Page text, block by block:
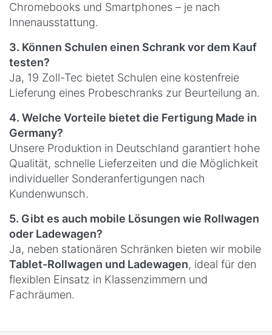
Chromebooks und Smartphones – je nach
Innenausstattung.
3. Können Schulen einen Schrank vor dem Kauf
testen?
Ja, 19 Zoll-Tec bietet Schulen eine kostenfreie
Lieferung eines Probeschranks zur Beurteilung an.
4. Welche Vorteile bietet die Fertigung Made in
Germany?
Unsere Produktion in Deutschland garantiert hohe
Qualität, schnelle Lieferzeiten und die Möglichkeit
individueller Sonderanfertigungen nach
Kundenwunsch.
5. Gibt es auch mobile Lösungen wie Rollwagen
oder Ladewagen?
Ja, neben stationären Schränken bieten wir mobile
Tablet-Rollwagen und Ladewagen, ideal für den
flexiblen Einsatz in Klassenzimmern und
Fachräumen.